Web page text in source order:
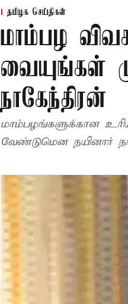
தமிழக செய்திகள்
மாம்பழ
வையுங்கள்
நாகேந்திரன்
மாம்பழங்களுக்கான
வேண்டுமென நயினார்